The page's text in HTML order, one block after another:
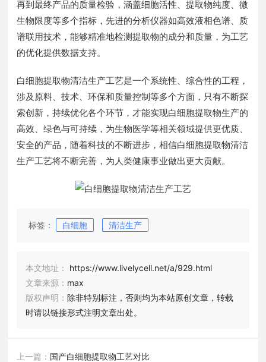
再到最终产品的质量检验，涵盖细胞活性、提取物纯度、微
生物限度等多个指标，先进的分析仪器如高效液相色谱、质
谱联用技术，能够精准地检测提取物的成分和质量，为工艺
的优化提供数据支持。
白细胞提取物清洁生产工艺是一个系统性、综合性的工程，
涉及原料、技术、环保和质量控制等多个方面，只有不断探
索创新，持续优化各个环节，才能实现白细胞提取物生产的
高效、绿色与可持续，为生物医学等相关领域提供更优质、
安全的产品，随着科技的不断进步，相信白细胞提取物清洁
生产工艺将不断完善，为人类健康事业做出更大贡献。
标签： 白细胞 清洁生产
本文地址：
https://www.livelycell.net/a/929.html
文章来源： max
版权声明： 除非特别标注，否则均为本站原创文章，转载
时请以链接形式注明文章出处。
上一篇： 国产白细胞提取物工艺对比